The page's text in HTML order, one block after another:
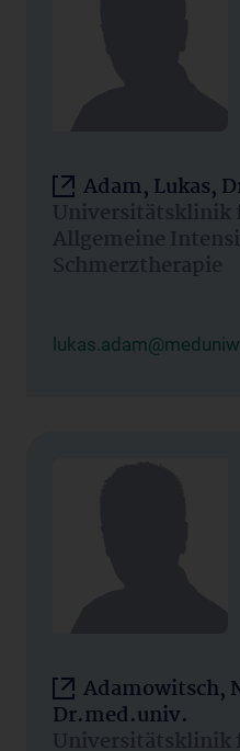
Adam, Lukas,
Universitätsklinik
Allgemeine
Schmerztherapie
Adamowitsch,
Dr.med.univ.
Universitätsklinik